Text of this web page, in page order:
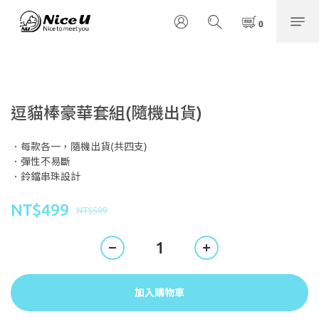
逗貓棒豪華套組(隨機出貨)
．每款各一，隨機出貨(共四支)
．彈性不易斷
．鈴鐺串珠設計
NT$599
NT$499
加入購物車